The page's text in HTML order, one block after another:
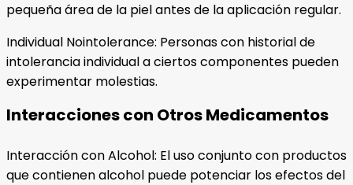
pequeña área de la piel antes de la aplicación regular.
Individual Nointolerance: Personas con historial de
intolerancia individual a ciertos componentes pueden
experimentar molestias.
Interacciones con Otros Medicamentos
Interacción con Alcohol: El uso conjunto con productos
que contienen alcohol puede potenciar los efectos del